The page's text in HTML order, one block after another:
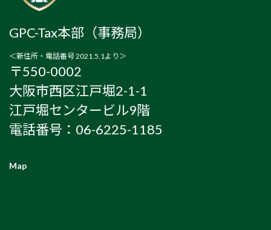
GPC-Tax本部（事務局）
＜新住所・電話番号 2021.5.1より＞
〒550-0002
大阪市西区江戸堀2-1-1
江戸堀センタービル9階
電話番号：06-6225-1185
Map